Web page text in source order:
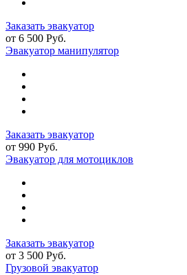
Заказать эвакуатор
от 6 500 Руб.
Эвакуатор манипулятор
Заказать эвакуатор
от 990 Руб.
Эвакуатор для мотоциклов
Заказать эвакуатор
от 3 500 Руб.
Грузовой эвакуатор